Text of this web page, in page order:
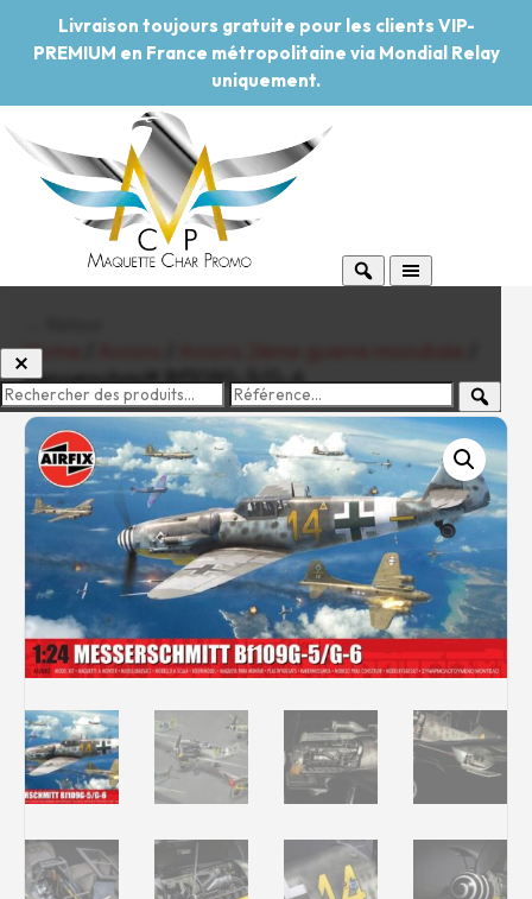
Livraison toujours gratuite pour les clients VIP-
PREMIUM en France métropolitaine via Mondial Relay
uniquement.
-20%Pouvoir d'achat
Rechercher des produits...
Mon panier
0
0,00€
Connexion / Inscription
Véhicules
Avions
Bateaux
Trains
Figurines
Peintures
Accessoires
Home
Messerschmitt Bf109G-5/G-6